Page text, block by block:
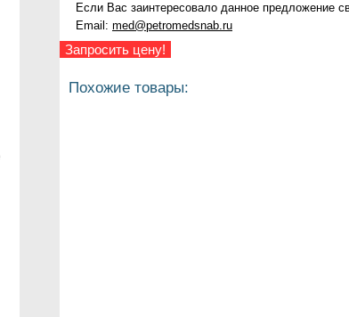
Если Вас заинтересовало данное предложение
Email: med@petromedsnab.ru
Запросить цену!
Похожие товары: